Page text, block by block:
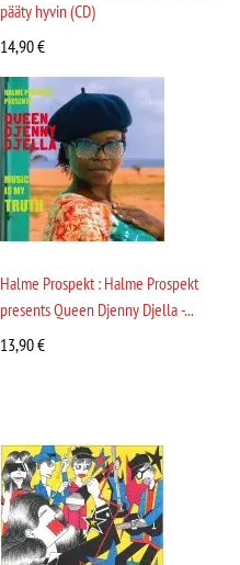
pääty hyvin (CD)
14,90€
Halme Prospekt : Halme Prospekt
presents Queen Djenny Djella -...
13,90€